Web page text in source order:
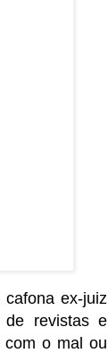
ex-juiz
de revistas e
com o mal ou